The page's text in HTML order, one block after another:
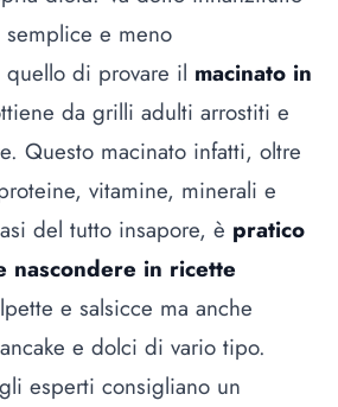
e meno
di provare il macinato in
da grilli adulti arrostiti e
Questo macinato infatti, oltre
vitamine, minerali e
del tutto insapore, è pratico
nascondere in ricette
e salsicce ma anche
e dolci di vario tipo.
esperti consigliano un